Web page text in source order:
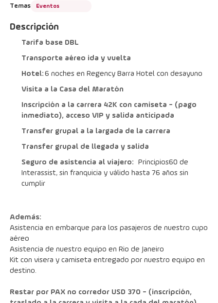
Temas Eventos
Descripción
Tarifa base DBL
Transporte aéreo ida y vuelta
Hotel:
	6 noches en Regency Barra Hotel con desayuno
Visita a la Casa del Maratón
Inscripción a la carrera 42K con camiseta - (pago
inmediato), acceso VIP y salida anticipada
Transfer grupal a la largada de la carrera
Transfer grupal de llegada y salida
Seguro de asistencia al viajero:
Interassist, sin franquicia y válido hasta 76 años sin
cumplir
Además:
Asistencia en embarque para los pasajeros de nuestro cupo
aéreo
Asistencia de nuestro equipo en Rio de Janeiro
Kit con visera y camiseta entregado por nuestro equipo en
destino.
Restar por PAX no corredor USD 370 - (inscripción,